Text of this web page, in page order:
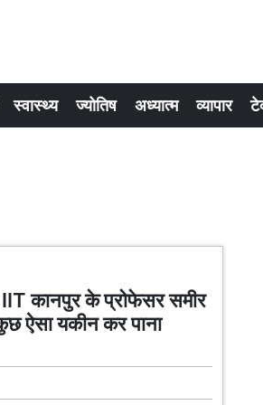
स्वास्थ्य ज्योतिष अध्यात्म व्यापार
कानपुर के प्रोफेसर समीर
ऐसा यकीन कर पाना